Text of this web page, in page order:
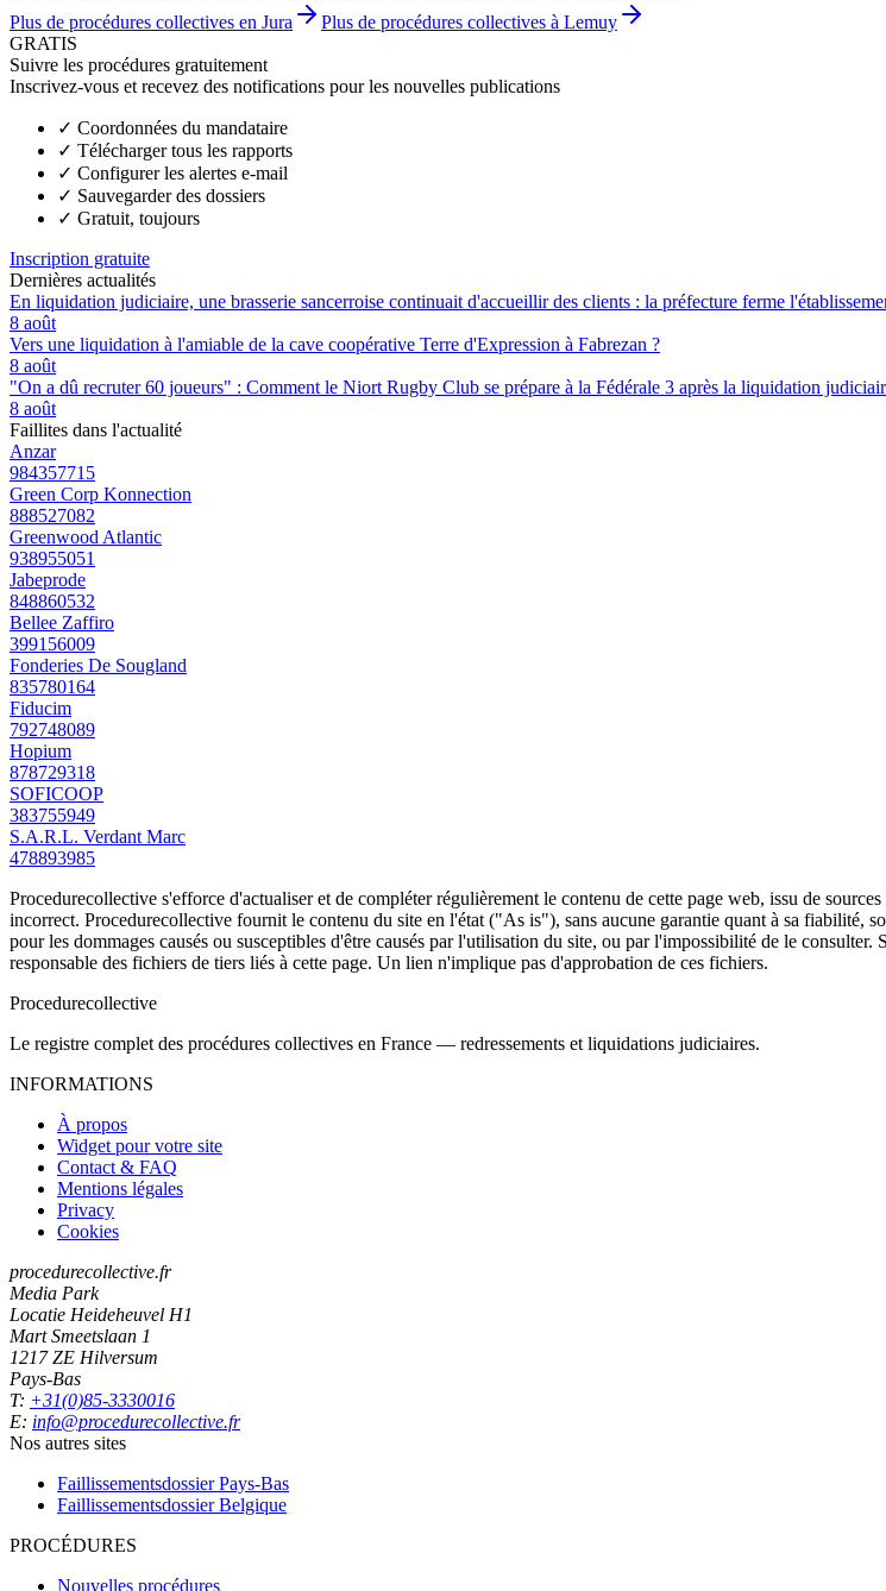
Plus de procédures collectives en Jura
Plus de procédures collectives à Lemuy
GRATIS
Suivre les procédures gratuitement
Inscrivez-vous et recevez des notifications pour les nouvelles publications
✓ Coordonnées du mandataire
✓ Télécharger tous les rapports
✓ Configurer les alertes e-mail
✓ Sauvegarder des dossiers
✓ Gratuit, toujours
Inscription gratuite
Dernières actualités
En liquidation judiciaire, une brasserie sancerroise continuait d'accueillir des clients : la préfecture ferme
8 août
Vers une liquidation à l'amiable de la cave coopérative Terre d'Expression à Fabrezan ?
8 août
"On a dû recruter 60 joueurs" : Comment le Niort Rugby Club se prépare à la Fédérale 3 après la liquidation
8 août
Faillites dans l'actualité
Anzar
984357715
Green Corp Konnection
888527082
Greenwood Atlantic
938955051
Jabeprode
848860532
Bellee Zaffiro
399156009
Fonderies De Sougland
835780164
Fiducim
792748089
Hopium
878729318
SOFICOOP
383755949
S.A.R.L. Verdant Marc
478893985
Procedurecollective s'efforce d'actualiser et de compléter régulièrement le contenu de cette page web, issu de
incorrect. Procedurecollective fournit le contenu du site en l'état ("As is"), sans aucune garantie quant à sa fiabilité,
pour les dommages causés ou susceptibles d'être causés par l'utilisation du site, ou par l'impossibilité de le
responsable des fichiers de tiers liés à cette page. Un lien n'implique pas d'approbation de ces fichiers.
Procedurecollective
Le registre complet des procédures collectives en France — redressements et liquidations judiciaires.
INFORMATIONS
À propos
Widget pour votre site
Contact & FAQ
Mentions légales
Privacy
Cookies
procedurecollective.fr
Media Park
Locatie Heideheuvel H1
Mart Smeetslaan 1
1217 ZE Hilversum
Pays-Bas
T: +31(0)85-3330016
E: info@procedurecollective.fr
Nos autres sites
Faillissementsdossier Pays-Bas
Faillissementsdossier Belgique
PROCÉDURES
Nouvelles procédures